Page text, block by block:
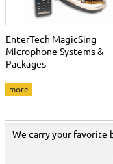
EnterTech MagicSing
Microphone Systems &
Packages
more
We carry your favorite